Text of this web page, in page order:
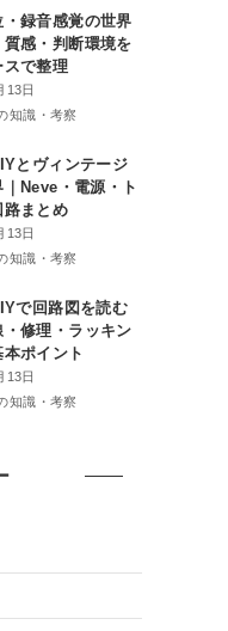
録音感覚の世界
質感・判断環境を
スで整理
13日
知識・考察
とヴィンテージ
Neve・電源・ト
路まとめ
13日
知識・考察
で回路図を読む
修理・ラッキン
ポイント
13日
知識・考察